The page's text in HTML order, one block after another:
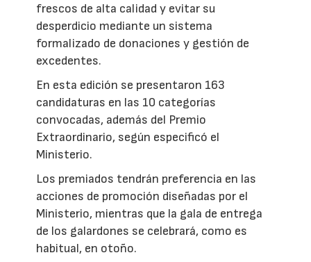
frescos de alta calidad y evitar su
desperdicio mediante un sistema
formalizado de donaciones y gestión de
excedentes.
En esta edición se presentaron 163
candidaturas en las 10 categorías
convocadas, además del Premio
Extraordinario, según especificó el
Ministerio.
Los premiados tendrán preferencia en las
acciones de promoción diseñadas por el
Ministerio, mientras que la gala de entrega
de los galardones se celebrará, como es
habitual, en otoño.